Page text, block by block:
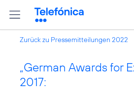
Zurück zu Pressemitteilungen 2022
„German Awards for
2017: